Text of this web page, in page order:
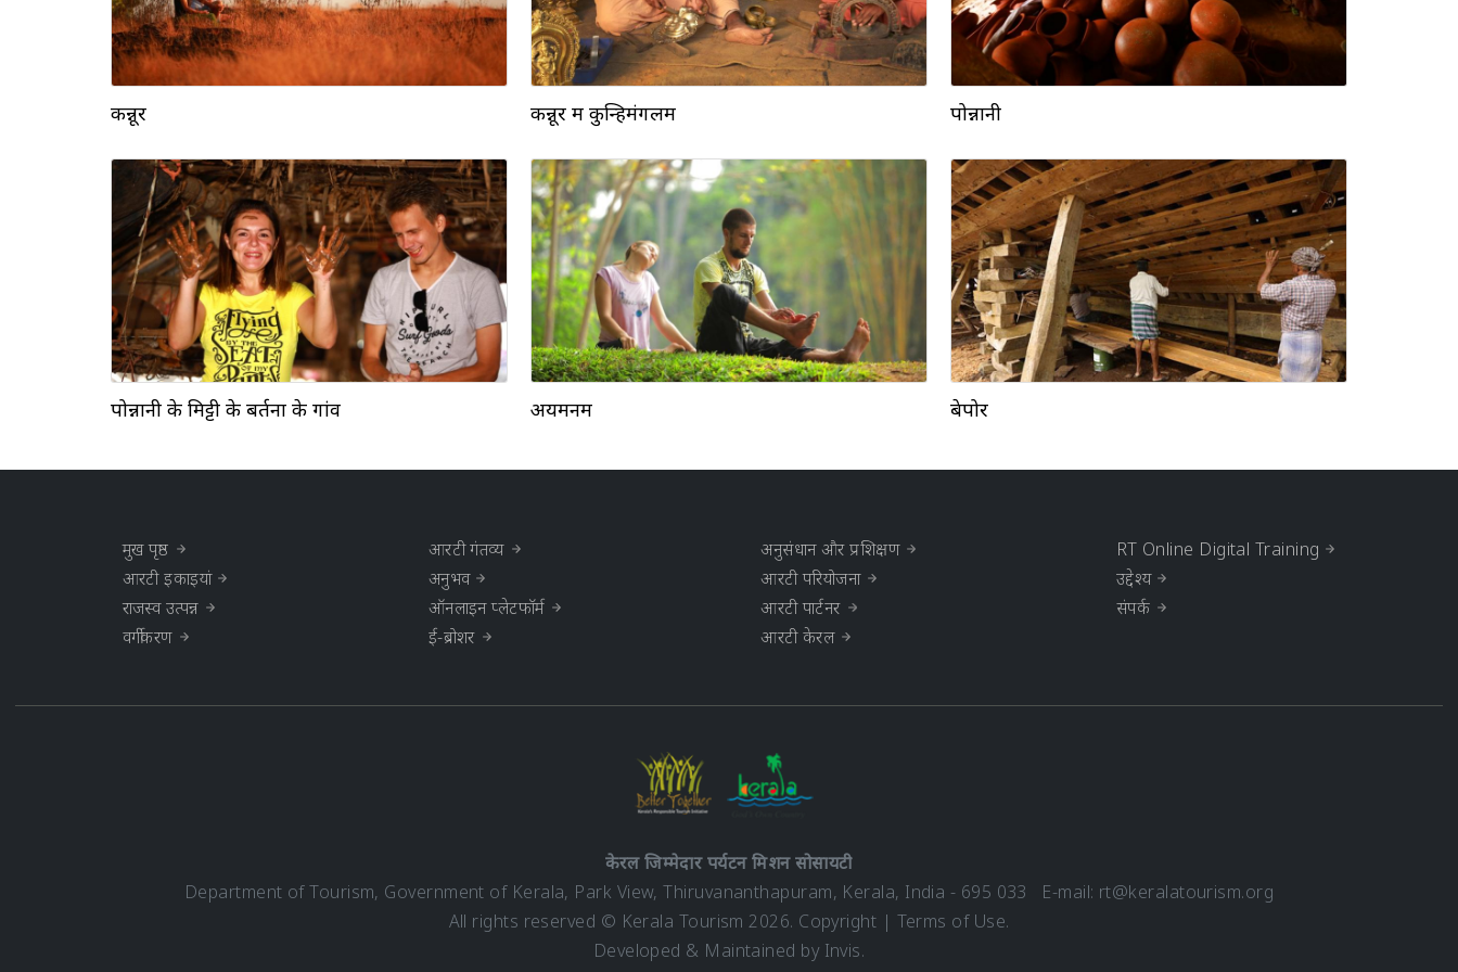
कन्नूर कन्नूर में कुन्हिमंगलम पोन्नानी
पोन्नानी के मिट्टी के बर्तनों के गांव अयमनम बेपोर
मुख पृष्ठ
आरटी इकाइयां
राजस्व उत्पन्न
वर्गीकरण
आरटी गंतव्य
अनुभव
ऑनलाइन प्लेटफॉर्म
ई-ब्रोशर
अनुसंधान और प्रशिक्षण
आरटी परियोजना
आरटी पार्टनर
आरटी केरल
RT Online Digital Training
उद्देश्य
संपर्क
केरल जिम्मेदार पर्यटन मिशन सोसायटी
Department of Tourism, Government of Kerala, Park View, Thiruvananthapuram, Kerala, India - 695 033 E-mail: rt@keralatourism.org
All rights reserved © Kerala Tourism 2026. Copyright | Terms of Use.
Developed & Maintained by ​ Invis.